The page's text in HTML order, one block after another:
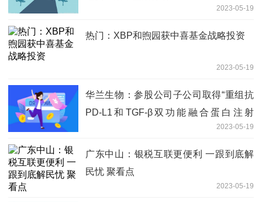
2023-05-19
热门：XBP和煦园获中喜基金战略投资
2023-05-19
华兰生物：参股公司子公司取得“重组抗
PD-L1和TGF-β双功能融合蛋白注射
液”药物临床试验批准通知书_天天聚看点
2023-05-19
广东中山：银税互联更便利 一跟到底解
民忧 聚看点
2023-05-19